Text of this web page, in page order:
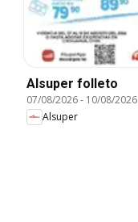
Alsuper folleto
07/08/2026- 10/08/2026
Alsuper